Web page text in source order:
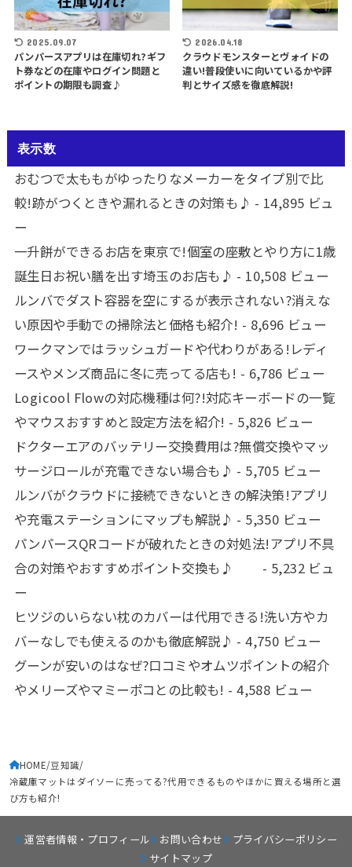
2025.09.07
パンパースアプリは在庫切れ?ギフ
ト券などの在庫やログイン問題と
ポイントの期限も調査♪
2026.04.18
クラウドモンスターとヴォイドの
違い!普段使いに向いているかや評
判とサイズ感を徹底解説!
表示数
おむつで太ももがゆったりなメーカーをタイプ別で比
較!跡がつくときや漏れるときの対策も♪ - 14,895 ビュ
ー
一升餅ができるお店を東京で!個室の座敷とやり方に1歳
誕生日お祝い膳を出す埼玉のお店も♪ - 10,508 ビュー
ルンバでダスト容器を空にするが表示されない?消えな
い原因や手動での掃除法と価格も紹介! - 8,696 ビュー
ワークマンではラッシュガードや代わりがある!レディ
ースやメンズ商品に冬に売ってる店も! - 6,786 ビュー
Logicool Flowの対応機種は何?!対応キーボードの一覧
やマウスおすすめと設定方法を紹介! - 5,826 ビュー
ドクターエアのバッテリー交換費用は?無償交換やマッ
サージロールが充電できない場合も♪ - 5,705 ビュー
ルンバがクラウドに接続できないときの解決策!アプリ
や充電ステーションにマップも解説♪ - 5,350 ビュー
パンパースQRコードが破れたときの対処法!アプリ不具
合の対策やおすすめポイント交換も♪
- 5,232 ビュ
ー
ヒツジのいらない枕のカバーは代用できる!洗い方やカ
バーなしでも使えるのかも徹底解説♪ - 4,750 ビュー
グーンが安いのはなぜ?口コミやオムツポイントの紹介
やメリーズやマミーポコとの比較も! - 4,588 ビュー
HOME 豆知識
冷蔵庫マットはダイソーに売ってる?代用できるものやほかに買える場所と選
び方も紹介!
運営者情報・プロフィール お問い合わせ
プライバシーポリシー
サイトマップ